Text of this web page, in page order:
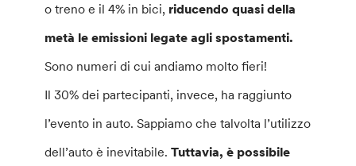
o treno e il 4% in bici, riducendo quasi della
metà le emissioni legate agli spostamenti.
Sono numeri di cui andiamo molto fieri!
Il 30% dei partecipanti, invece, ha raggiunto
l’evento in auto. Sappiamo che talvolta l’utilizzo
dell’auto è inevitabile.Tuttavia, è possibile